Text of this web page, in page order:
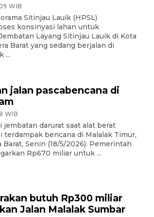
WIB
Sitinjau Lauik (HPSL)
konsinyasi lahan untuk
Layang Sitinjau Lauik di Kota
Barat yang sedang berjalan di
...
jalan pascabencana di
WIB
jembatan darurat saat alat berat
terdampak bencana di Malalak Timur,
Barat, Senin (18/5/2026). Pemerintah
Rp670 miliar untuk ...
butuh Rp300 miliar
Jalan Malalak Sumbar